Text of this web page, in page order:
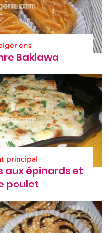
Baklawa
principal
aux épinards et
poulet